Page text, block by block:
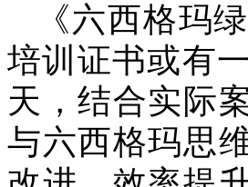
《六西格玛
培训证书或有
天，结合实际
与六西格玛思